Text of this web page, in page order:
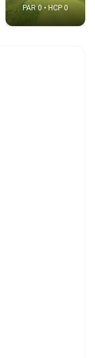
PAR 0 • HCP 0